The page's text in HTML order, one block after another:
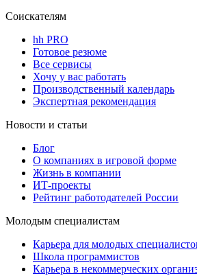
Соискателям
hh PRO
Готовое резюме
Все сервисы
Хочу у вас работать
Производственный календарь
Экспертная рекомендация
Новости и статьи
Блог
О компаниях в игровой форме
Жизнь в компании
ИТ-проекты
Рейтинг работодателей России
Молодым специалистам
Карьера для молодых
Школа программистов
Карьера в некоммерческих